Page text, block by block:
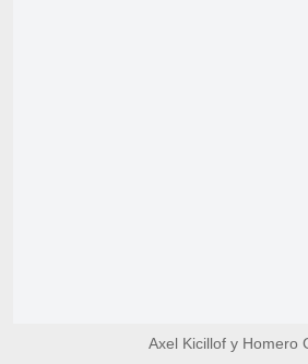
Axel Kicillof y Homero